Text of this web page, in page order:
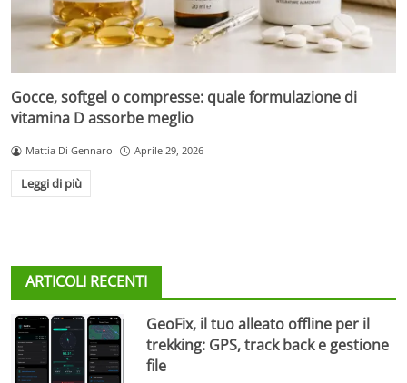
Gocce, softgel o compresse: quale formulazione di
vitamina D assorbe meglio
Mattia Di Gennaro Aprile 29, 2026
Leggi di più
ARTICOLI RECENTI
GeoFix, il tuo alleato offline per il
trekking: GPS, track back e gestione
file